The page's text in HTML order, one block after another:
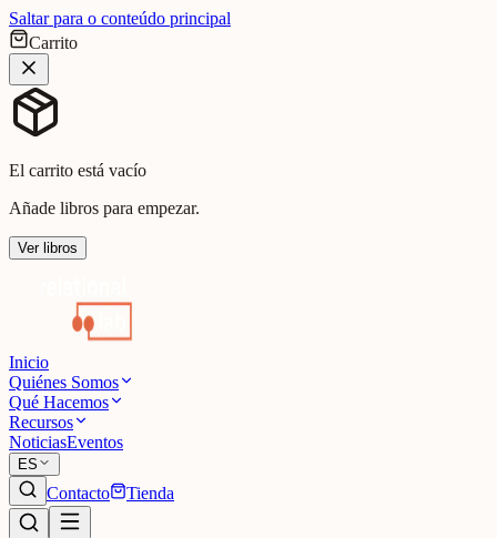
Saltar para o conteúdo principal
Carrito
El carrito está vacío
Añade libros para empezar.
Ver libros
Inicio
Quiénes Somos
Qué Hacemos
Recursos
NoticiasEventos
ES
Contacto Tienda